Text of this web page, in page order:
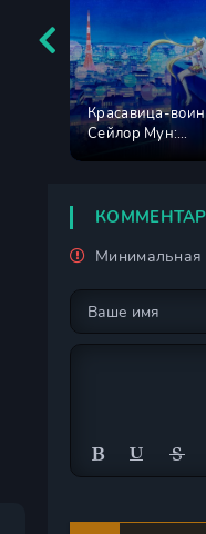
Красавица-воин
Сейлор Мун:
Минимальная